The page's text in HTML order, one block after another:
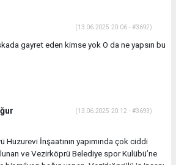
(13.06.2025 20:06 - #3692)
gayret eden kimse yok O da ne yapsın bu
(13.06.2025 20:12 - #3693)
Huzurevi İnşaatının yapımında çok ciddi
ve Vezirköprü Belediye spor Kulübü’ne